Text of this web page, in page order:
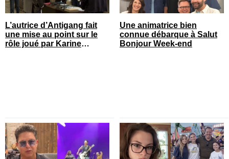
L’autrice d’Antigang fait
une mise au point sur le
rôle joué par Karine
Une animatrice bien
connue débarque à Salut
Bonjour Week-end